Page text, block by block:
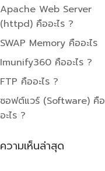
Apache Web Server
(httpd) คืออะไร ?
SWAP Memory คืออะไร
Imunify360 คืออะไร ?
FTP คืออะไร ?
ซอฟต์แวร์ (Software) คือ
อะไร ?
ความเห็นล่าสุด